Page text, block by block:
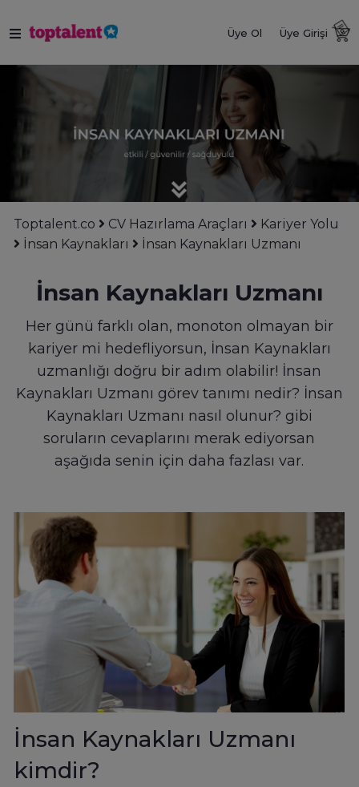
Üye Ol Üye Girişi
Toptalent.co CV Hazırlama Araçları
Kariyer Yolu
İnsan Kaynakları
İnsan Kaynakları Uzmanı
İnsan Kaynakları Uzmanı
Her günü farklı olan, monoton olmayan bir
kariyer mi hedefliyorsun, İnsan Kaynakları
uzmanlığı doğru bir adım olabilir! İnsan
Kaynakları Uzmanı görev tanımı nedir? İnsan
Kaynakları Uzmanı nasıl olunur? gibi
soruların cevaplarını merak ediyorsan
aşağıda senin için daha fazlası var.
İnsan Kaynakları Uzmanı
kimdir?